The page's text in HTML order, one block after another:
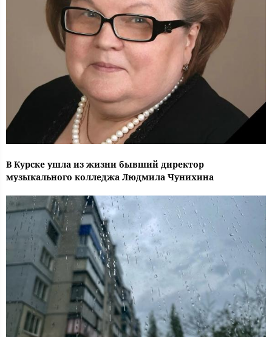
В Курске ушла из жизни бывший директор
музыкального колледжа Людмила Чунихина